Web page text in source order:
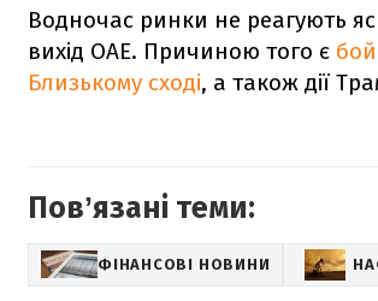
Водночас ринки не реагують
вихід ОАЕ. Причиною того є
Близькому сході, а також дії
Повʼязані теми:
ФІНАНСОВІ НОВИНИ